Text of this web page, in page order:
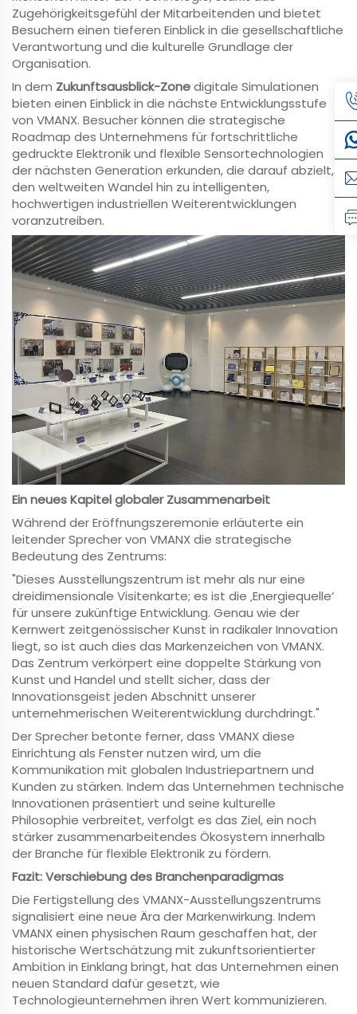
Zugehörigkeitsgefühl der Mitarbeitenden und bietet
Besuchern einen tieferen Einblick in die gesellschaftliche
Verantwortung und die kulturelle Grundlage der
Organisation.
In dem Zukunftsausblick-Zonedigitale Simulationen
bieten einen Einblick in die nächste Entwicklungsstufe
von VMANX. Besucher können die strategische
Roadmap des Unternehmens für fortschrittliche
gedruckte Elektronik und flexible Sensortechnologien
der nächsten Generation erkunden, die darauf abzielt,
den weltweiten Wandel hin zu intelligenten,
hochwertigen industriellen Weiterentwicklungen
voranzutreiben.
Ein neues Kapitel globaler Zusammenarbeit
Während der Eröffnungszeremonie erläuterte ein
leitender Sprecher von VMANX die strategische
Bedeutung des Zentrums:
"Dieses Ausstellungszentrum ist mehr als nur eine
dreidimensionale Visitenkarte; es ist die ‚Energiequelle‘
für unsere zukünftige Entwicklung. Genau wie der
Kernwert zeitgenössischer Kunst in radikaler Innovation
liegt, so ist auch dies das Markenzeichen von VMANX.
Das Zentrum verkörpert eine doppelte Stärkung von
Kunst und Handel und stellt sicher, dass der
Innovationsgeist jeden Abschnitt unserer
unternehmerischen Weiterentwicklung durchdringt."
Der Sprecher betonte ferner, dass VMANX diese
Einrichtung als Fenster nutzen wird, um die
Kommunikation mit globalen Industriepartnern und
Kunden zu stärken. Indem das Unternehmen technische
Innovationen präsentiert und seine kulturelle
Philosophie verbreitet, verfolgt es das Ziel, ein noch
stärker zusammenarbeitendes Ökosystem innerhalb
der Branche für flexible Elektronik zu fördern.
Fazit: Verschiebung des Branchenparadigmas
Die Fertigstellung des VMANX-Ausstellungszentrums
signalisiert eine neue Ära der Markenwirkung. Indem
VMANX einen physischen Raum geschaffen hat, der
historische Wertschätzung mit zukunftsorientierter
Ambition in Einklang bringt, hat das Unternehmen einen
neuen Standard dafür gesetzt, wie
Technologieunternehmen ihren Wert kommunizieren.